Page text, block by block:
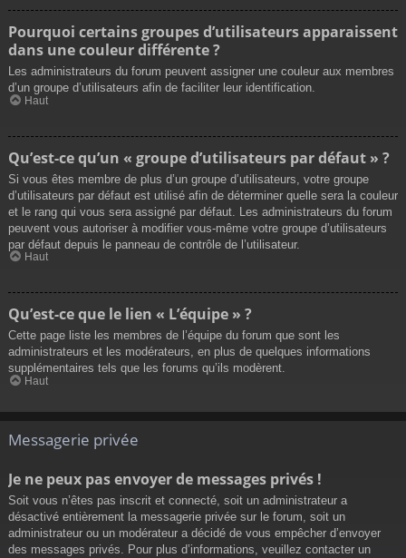
Pourquoi certains groupes d’utilisateurs apparaissent
dans une couleur différente ?
Les administrateurs du forum peuvent assigner une couleur aux membres
d’un groupe d’utilisateurs afin de faciliter leur identification.
Haut
Qu’est-ce qu’un « groupe d’utilisateurs par défaut » ?
Si vous êtes membre de plus d’un groupe d’utilisateurs, votre groupe
d’utilisateurs par défaut est utilisé afin de déterminer quelle sera la couleur
et le rang qui vous sera assigné par défaut. Les administrateurs du forum
peuvent vous autoriser à modifier vous-même votre groupe d’utilisateurs
par défaut depuis le panneau de contrôle de l’utilisateur.
Haut
Qu’est-ce que le lien « L’équipe » ?
Cette page liste les membres de l’équipe du forum que sont les
administrateurs et les modérateurs, en plus de quelques informations
supplémentaires tels que les forums qu’ils modèrent.
Haut
Messagerie privée
Je ne peux pas envoyer de messages privés !
Soit vous n’êtes pas inscrit et connecté, soit un administrateur a
désactivé entièrement la messagerie privée sur le forum, soit un
administrateur ou un modérateur a décidé de vous empêcher d’envoyer
des messages privés. Pour plus d’informations, veuillez contacter un